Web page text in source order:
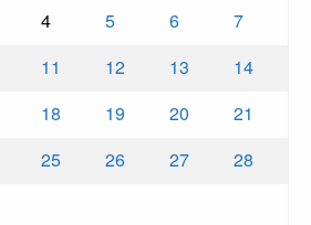
4 5 6
7
11 12 13
14
18 19 20
21
25 26 27
28